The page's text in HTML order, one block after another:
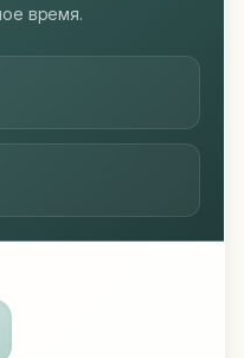
время.